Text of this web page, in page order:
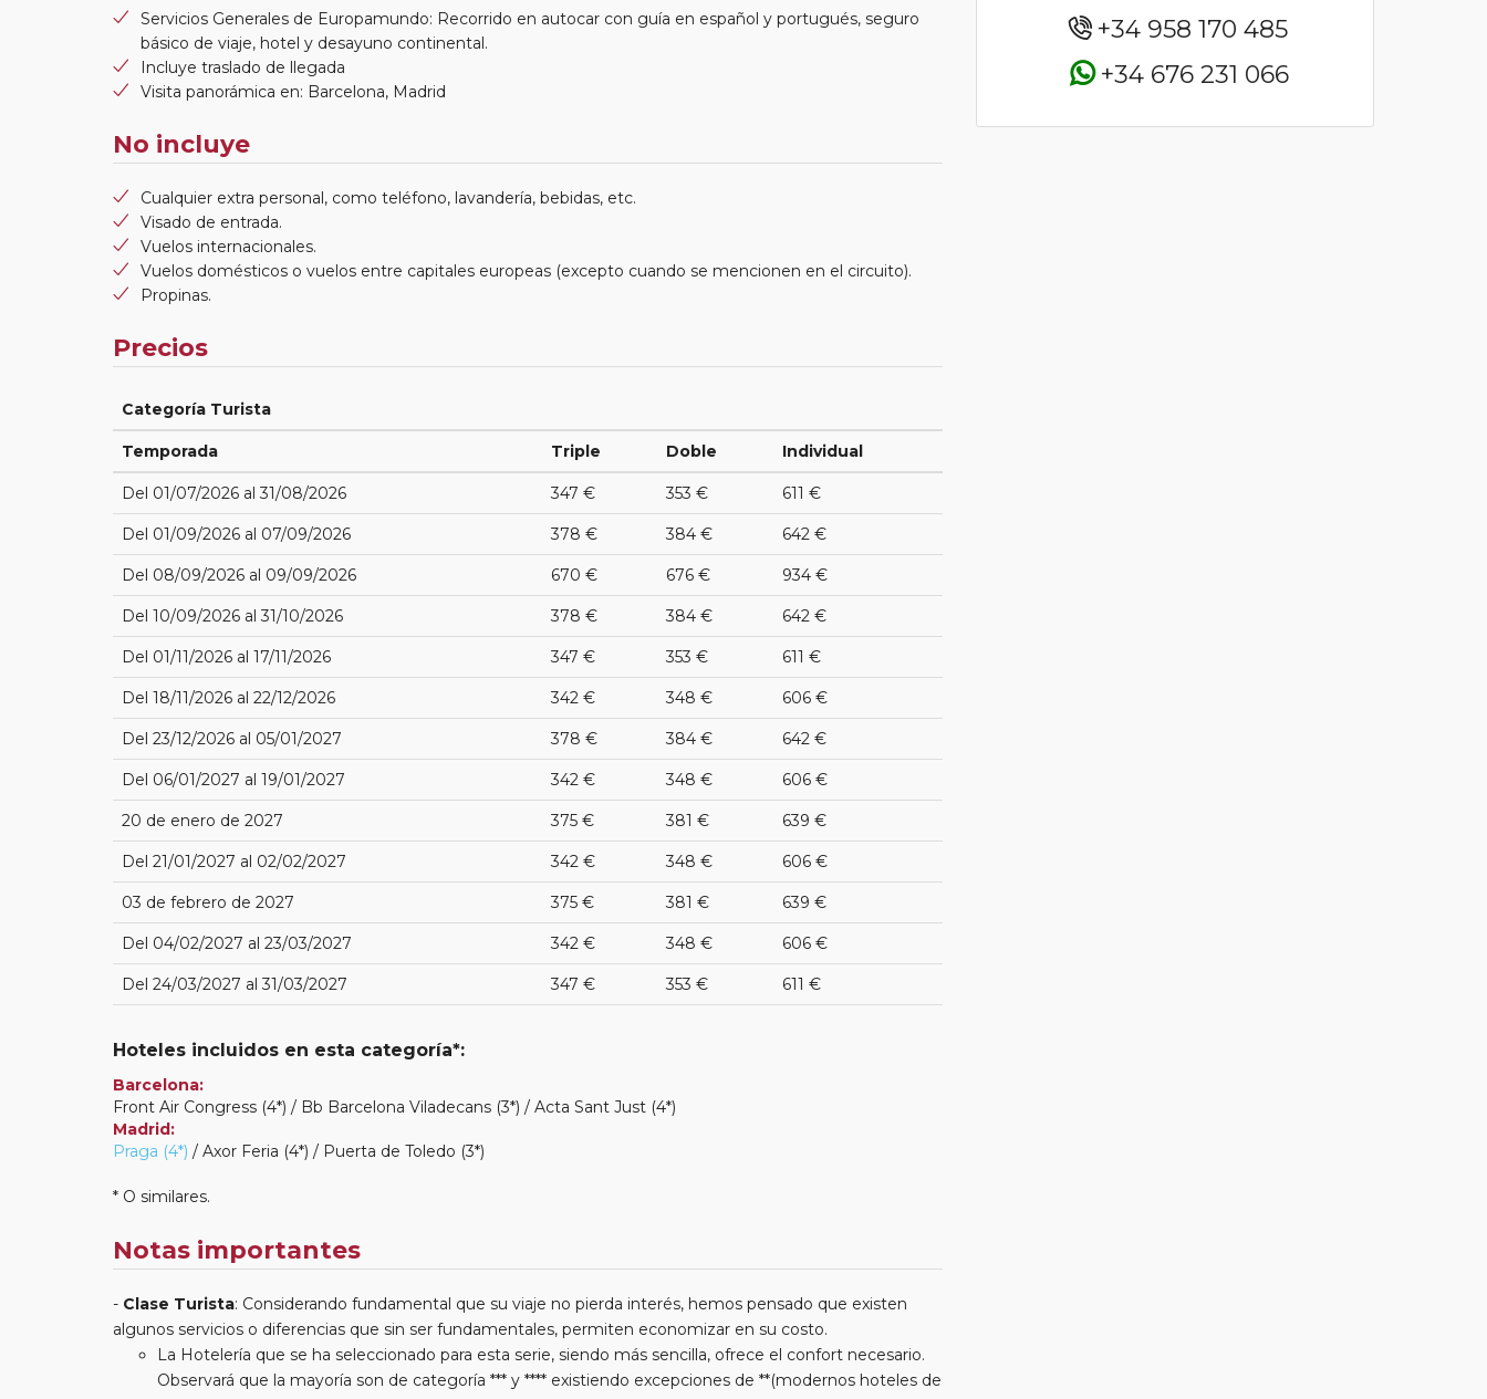
Servicios Generales de Europamundo: Recorrido en autocar con guía en español y portugués, seguro
básico de viaje, hotel y desayuno continental.
Incluye traslado de llegada
Visita panorámica en: Barcelona, Madrid
No incluye
Cualquier extra personal, como teléfono, lavandería, bebidas, etc.
Visado de entrada.
Vuelos internacionales.
Vuelos domésticos o vuelos entre capitales europeas (excepto cuando se mencionen en el circuito).
Propinas.
Precios
Categoría Turista
Temporada Triple Doble Individual
Del 01/07/2026 al 31/08/2026 347 € 353 € 611 €
Del 01/09/2026 al 07/09/2026 378 € 384 € 642 €
Del 08/09/2026 al 09/09/2026 670 € 676 € 934 €
Del 10/09/2026 al 31/10/2026 378 € 384 € 642 €
Del 01/11/2026 al 17/11/2026 347 € 353 € 611 €
Del 18/11/2026 al 22/12/2026 342 € 348 € 606 €
Del 23/12/2026 al 05/01/2027 378 € 384 € 642 €
Del 06/01/2027 al 19/01/2027 342 € 348 € 606 €
20 de enero de 2027 375 € 381 € 639 €
Del 21/01/2027 al 02/02/2027 342 € 348 € 606 €
03 de febrero de 2027 375 € 381 € 639 €
Del 04/02/2027 al 23/03/2027 342 € 348 € 606 €
Del 24/03/2027 al 31/03/2027 347 € 353 € 611 €
Hoteles incluidos en esta categoría*:
Barcelona:
Front Air Congress (4*) / Bb Barcelona Viladecans (3*) / Acta Sant Just (4*)
Madrid:
Praga (4*) / Axor Feria (4*) / Puerta de Toledo (3*)
* O similares.
Notas importantes
Clase Turista: Considerando fundamental que su viaje no pierda interés, hemos pensado que existen
algunos servicios o diferencias que sin ser fundamentales, permiten economizar en su costo.
La Hotelería que se ha seleccionado para esta serie, siendo más sencilla, ofrece el confort necesario.
Observará que la mayoría son de categoría *** y **** existiendo excepciones de **(modernos hoteles de
+34 958 170 485
+34 676 231 066